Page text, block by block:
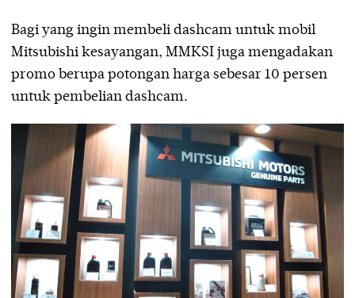
Bagi yang ingin membeli dashcam untuk mobil
Mitsubishi kesayangan, MMKSI juga mengadakan
promo berupa potongan harga sebesar 10 persen
untuk pembelian dashcam.